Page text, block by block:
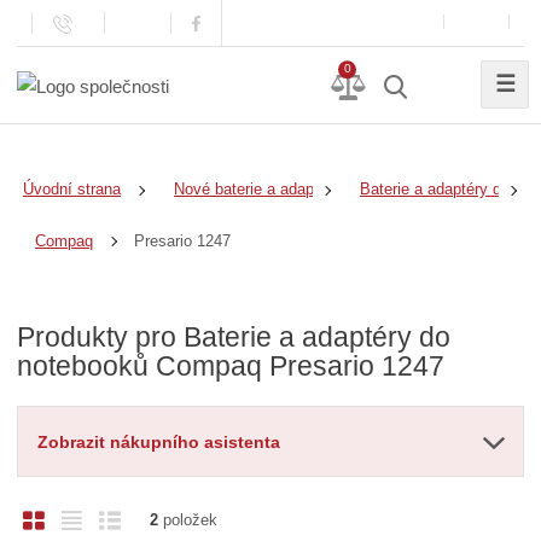
0
☰
Úvodní strana Nové baterie a adaptéry Baterie a adaptéry do
Compaq Presario 1247
Produkty pro Baterie a adaptéry do
notebooků Compaq Presario 1247
Zobrazit nákupního asistenta
O
Ř
2položek